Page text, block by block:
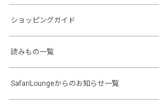
ショッピングガイド
読みもの一覧
SafariLoungeからのお知らせ一覧